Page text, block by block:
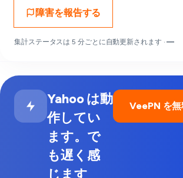
障害を報告する
集計ステータスは 5 分ごとに自動更新されます ·—
Yahoo は動
作してい
ます。で
も遅く感
じます
VeePN を